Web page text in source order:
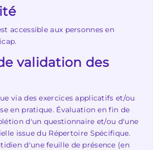
accessible aux personnes en
validation des
via des exercices applicatifs et/ou
en pratique. Évaluation en fin de
d'un questionnaire et/ou d'une
issue du Répertoire Spécifique.
d'une feuille de présence (en